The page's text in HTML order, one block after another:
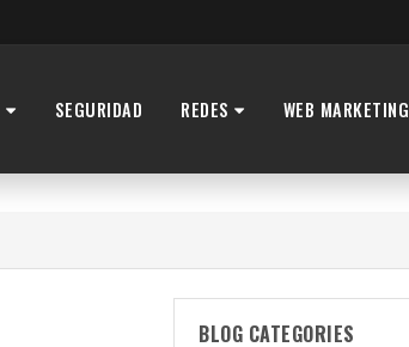
SEGURIDAD REDES WEB MARKETING
BLOG CATEGORIES